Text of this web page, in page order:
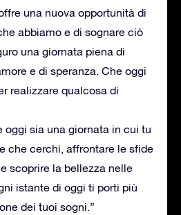
una nuova opportunità di
abbiamo e di sognare ciò
una giornata piena di
e di speranza. Che oggi
realizzare qualcosa di
oggi sia una giornata in cui tu
che cerchi, affrontare le sfide
scoprire la bellezza nelle
istante di oggi ti porti più
dei tuoi sogni.”